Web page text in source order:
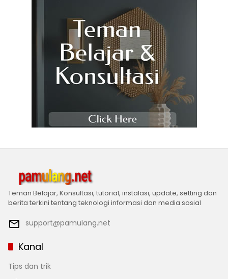
Teman Belajar, Konsultasi, tutorial, instalasi, update, setting dan
berita terkini tentang teknologi informasi dan media sosial
support@pamulang.net
Kanal
Tips dan trik